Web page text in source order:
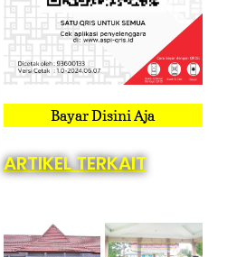
Bayar Disini Aja
ARTIKEL TERKAIT